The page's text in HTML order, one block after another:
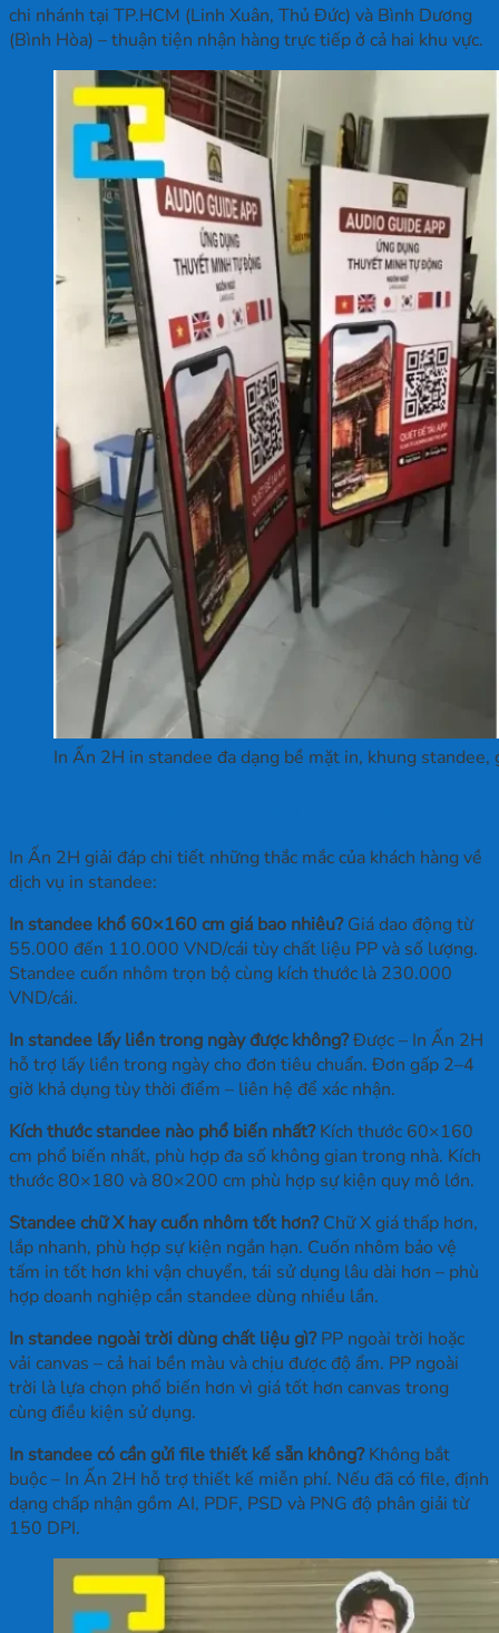
chi nhánh tại TP.HCM (Linh Xuân, Thủ Đức) và Bình Dương
(Bình Hòa) – thuận tiện nhận hàng trực tiếp ở cả hai khu vực.
In Ấn 2H in standee đa dạng bề mặt in, khung standee,
In Ấn 2H giải đáp chi tiết những thắc mắc của khách hàng về
dịch vụ in standee:
In standee khổ 60×160 cm giá bao nhiêu?Giá dao động từ
55.000 đến 110.000 VND/cái tùy chất liệu PP và số lượng.
Standee cuốn nhôm trọn bộ cùng kích thước là 230.000
VND/cái.
In standee lấy liền trong ngày được không?Được – In Ấn 2H
hỗ trợ lấy liền trong ngày cho đơn tiêu chuẩn. Đơn gấp 2–4
giờ khả dụng tùy thời điểm – liên hệ để xác nhận.
Kích thước standee nào phổ biến nhất?Kích thước 60×160
cm phổ biến nhất, phù hợp đa số không gian trong nhà. Kích
thước 80×180 và 80×200 cm phù hợp sự kiện quy mô lớn.
Standee chữ X hay cuốn nhôm tốt hơn?Chữ X giá thấp hơn,
lắp nhanh, phù hợp sự kiện ngắn hạn. Cuốn nhôm bảo vệ
tấm in tốt hơn khi vận chuyển, tái sử dụng lâu dài hơn – phù
hợp doanh nghiệp cần standee dùng nhiều lần.
In standee ngoài trời dùng chất liệu gì?PP ngoài trời hoặc
vải canvas – cả hai bền màu và chịu được độ ẩm. PP ngoài
trời là lựa chọn phổ biến hơn vì giá tốt hơn canvas trong
cùng điều kiện sử dụng.
In standee có cần gửi file thiết kế sẵn không?Không bắt
buộc – In Ấn 2H hỗ trợ thiết kế miễn phí. Nếu đã có file, định
dạng chấp nhận gồm AI, PDF, PSD và PNG độ phân giải từ
150 DPI.